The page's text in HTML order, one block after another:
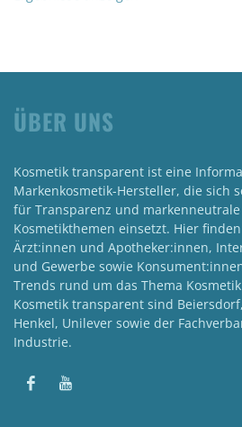
ÜBER UNS
Kosmetik transparent ist eine
Markenkosmetik-Hersteller, die sich
für Transparenz und
Kosmetikthemen einsetzt. Hier
Ärzt:innen und Apotheker:innen,
und Gewerbe sowie
Trends rund um das Thema
Kosmetik transparent sind
Henkel, Unilever sowie der
Industrie.